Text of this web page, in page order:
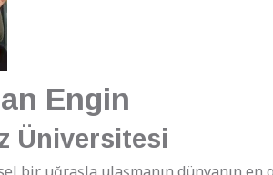
Engin
Üniversitesi